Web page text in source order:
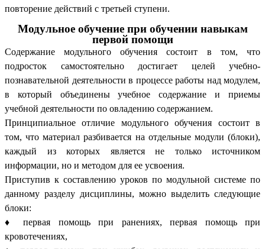
повторение действий с третьей ступени.
Модульное обучение при обучении навыкам
первой помощи
Содержание модульного обучения состоит в том, что
подросток самостоятельно достигает целей учебно-
познавательной деятельности в процессе работы над модулем,
в который объединены учебное содержание и приемы
учебной деятельности по овладению содержанием.
Принципиальное отличие модульного обучения состоит в
том, что материал разбивается на отдельные модули (блоки),
каждый из которых является не только источником
информации, но и методом для ее усвоения.
Приступив к составлению уроков по модульной системе по
данному разделу дисциплины, можно выделить следующие
блоки:
♦ первая помощь при ранениях, первая помощь при
кровотечениях,